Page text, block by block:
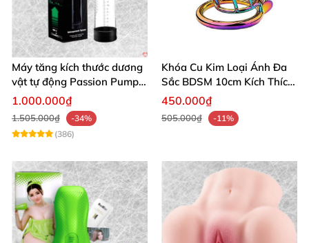
Máy tăng kích thước dương
vật tự động Passion Pump
sạc tiện lợi
1.000.000₫
1.505.000₫
-34%
(386)
Khóa Cu Kim Loại Ánh Đa
Sắc BDSM 10cm Kích Thích
Cao
450.000₫
505.000₫ -11%